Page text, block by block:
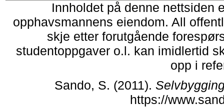
Innholdet på denne nettsiden
opphavsmannens eiendom. All
skje etter forutgående
studentoppgaver o.l. kan imidlertid
opp i
Sando, S. (2011).
https://